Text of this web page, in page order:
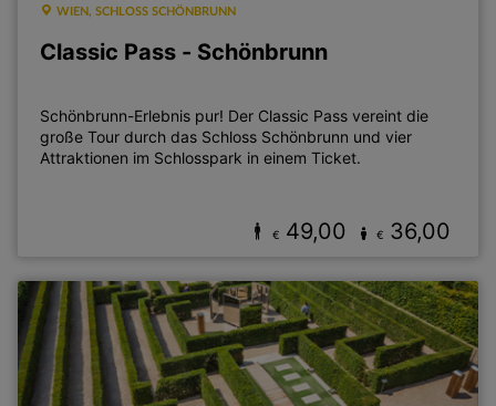
WIEN, SCHLOSS SCHÖNBRUNN
Classic Pass - Schönbrunn
Schönbrunn-Erlebnis pur! Der Classic Pass vereint die
große Tour durch das Schloss Schönbrunn und vier
Attraktionen im Schlosspark in einem Ticket.
€ 49,00 € 36,00